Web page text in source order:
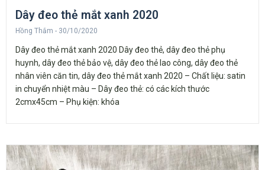
Dây đeo thẻ mắt xanh 2020
Hồng Thắm 30/10/2020
Dây đeo thẻ mắt xanh 2020 Dây đeo thẻ, dây đeo thẻ phụ
huynh, dây đeo thẻ bảo vệ, dây đeo thẻ lao công, dây đeo thẻ
nhân viên căn tin, dây đeo thẻ mắt xanh 2020 – Chất liệu: satin
in chuyển nhiệt màu – Dây đeo thẻ: có các kích thước
2cmx45cm – Phụ kiện: khóa